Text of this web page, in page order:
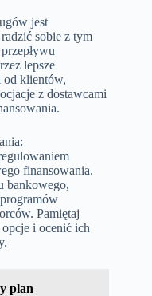
jest
sobie z tym
lepsze
od klientów,
z dostawcami
finansowania.
bankowego,
Pamiętaj
i ocenić ich
plan